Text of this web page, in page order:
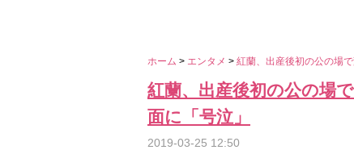
ホーム > エンタメ > 紅蘭、出産後初の公の場
紅蘭、出産後初の公の場
面に「号泣」
2019-03-25 12:50